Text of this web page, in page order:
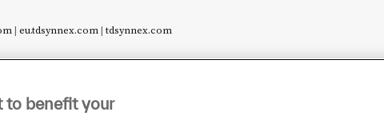
| eu.tdsynnex.com|tdsynnex.com
to benefit your